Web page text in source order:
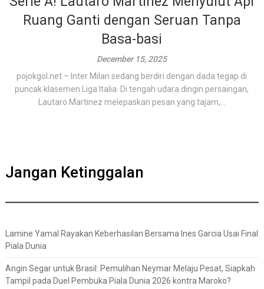
Ruang Ganti dengan Seruan Tanpa
Basa-basi
December 15, 2025
pojokgol.net – Inter Milan sedang berdiri dengan dada tegap di
puncak klasemen Liga Italia. Di tengah udara dingin persaingan,
Lautaro Martinez melepaskan pesan yang tajam,...
Jangan Ketinggalan
Lamine Yamal Rayakan Keberhasilan Bersama Ines Garcia Usai Final
Piala Dunia
Angin Segar untuk Brasil: Pemulihan Neymar Melaju Pesat, Siapkah
Tampil pada Duel Pembuka Piala Dunia 2026 kontra Maroko?